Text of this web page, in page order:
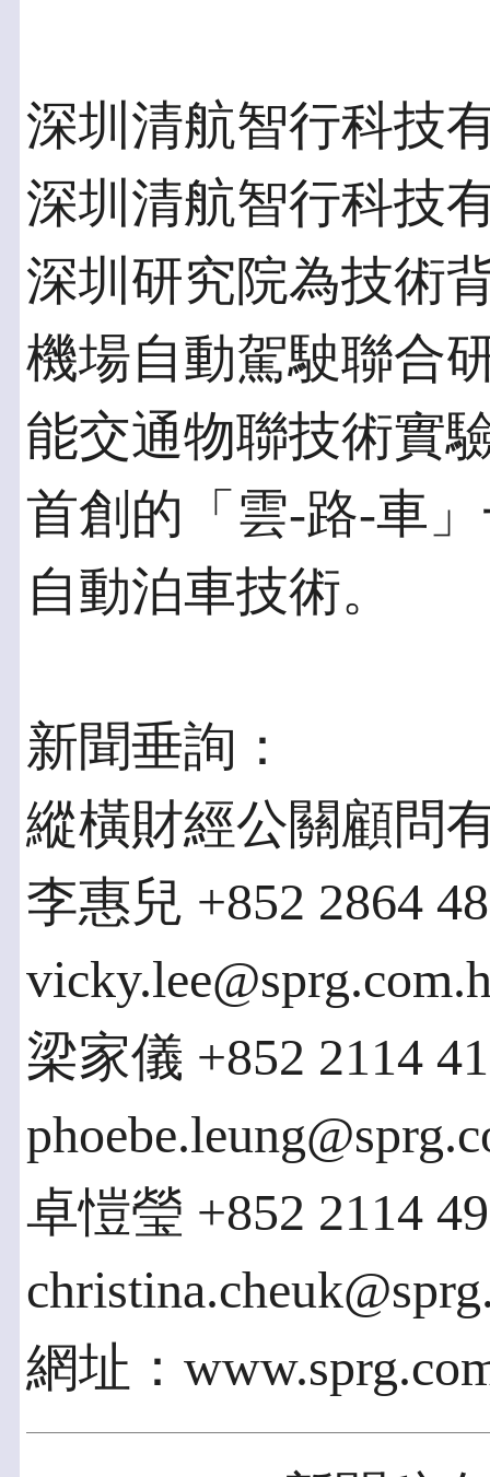
深圳清航智行科技
深圳清航智行科技
深圳研究院為技術
機場自動駕駛聯合
能交通物聯技術實
首創的「雲-路-車
自動泊車技術。
新聞垂詢：
縱橫財經公關顧問
李惠兒 +852 2864
梁家儀 +852 2114
卓愷瑩 +852 2114
網址：